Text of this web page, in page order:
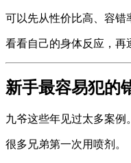
可以先从性价比高、容错
看看自己的身体反应，再
新手最容易犯的
九爷这些年见过太多案例。
很多兄弟第一次用喷剂。